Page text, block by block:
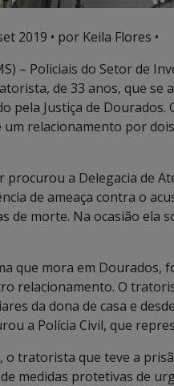
2019 • por Keila Flores •
– Policiais do Setor de
de 33 anos, que se
pela Justiça de Dourados.
um relacionamento por
procurou a Delegacia de
de ameaça contra o
de morte. Na ocasião
que mora em Dourados,
relacionamento. O
da dona de casa e
a Polícia Civil, que
o tratorista que teve a
medidas protetivas de